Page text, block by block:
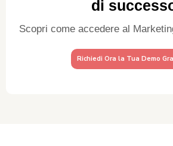
di
Scopri come accedere al
Richiedi Ora la Tua Demo